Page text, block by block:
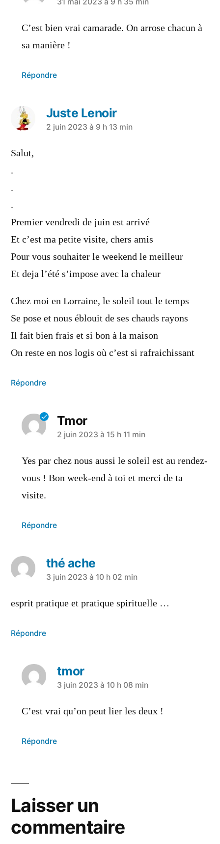
C’est bien vrai camarade. On arrose chacun à
sa manière !
Répondre
Juste Lenoir
2 juin 2023 à 9 h 13 min
Salut,
.
.
.
Premier vendredi de juin est arrivé
Et c’est ma petite visite, chers amis
Pour vous souhaiter le weekend le meilleur
Et deja l’été s’impose avec la chaleur
Chez moi en Lorraine, le soleil tout le temps
Se pose et nous éblouit de ses chauds rayons
Il fait bien frais et si bon à la maison
On reste en nos logis où c’est si rafraichissant
Répondre
Tmor
2 juin 2023 à 15 h 11 min
Yes par chez nous aussi le soleil est au rendez-
vous ! Bon week-end à toi et merci de ta
visite.
Répondre
thé ache
3 juin 2023 à 10 h 02 min
esprit pratique et pratique spirituelle …
Répondre
tmor
3 juin 2023 à 10 h 08 min
C’est vrai qu’on peut lier les deux !
Répondre
Laisser un
commentaire